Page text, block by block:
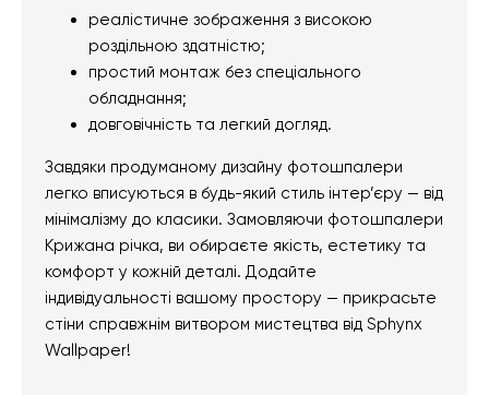
реалістичне зображення з високою
роздільною здатністю;
простий монтаж без спеціального
обладнання;
довговічність та легкий догляд.
Завдяки продуманому дизайну фотошпалери
легко вписуються в будь-який стиль інтер’єру — від
мінімалізму до класики. Замовляючи фотошпалери
Крижана річка, ви обираєте якість, естетику та
комфорт у кожній деталі. Додайте
індивідуальності вашому простору — прикрасьте
стіни справжнім витвором мистецтва від Sphynx
Wallpaper!